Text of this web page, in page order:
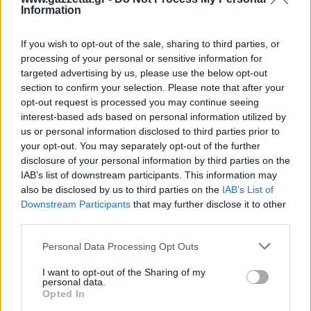
Information
If you wish to opt-out of the sale, sharing to third parties, or
processing of your personal or sensitive information for
targeted advertising by us, please use the below opt-out
section to confirm your selection. Please note that after your
opt-out request is processed you may continue seeing
interest-based ads based on personal information utilized by
us or personal information disclosed to third parties prior to
your opt-out. You may separately opt-out of the further
disclosure of your personal information by third parties on the
IAB’s list of downstream participants. This information may
also be disclosed by us to third parties on the IAB’s List of
Downstream Participants that may further disclose it to other
Please note that this website/app uses one or more Google
not limited to your visit or usage behaviour. You may click to
grant or deny consent to Google and its third-party tags to
use your data for below specified purposes in below Google
Personal Data Processing Opt Outs
I want to opt-out of the Sharing of my
personal data.
Opted In
Καλαμάτα
Ηρακλής
Μπαρτσελόνα
Ρεάλ Μαδρίτης
Ατλέτικο Μαδρίτης
Μάντσεστερ Γιουνάιτεντ
Λίβερπουλ
ενοικίαση.
Εμείς φτιάξαμε ένα σενάριο, αυτό ενός ατόμου που
μένει μόνο του, δουλεύει στο κέντρο και αναζητά
ένα σπίτι 50 τετραγωνικών, όσο πιο κοντά γίνεται
στη δουλειά του, από την οποία λαμβάνει μηνιαίως
μισθό 1.300 ευρώ. Με αυτά τα δεδομένα λοιπόν,
ρωτήσαμε τη γνωστή μηχανή τεχνητής
νοημοσύνης.